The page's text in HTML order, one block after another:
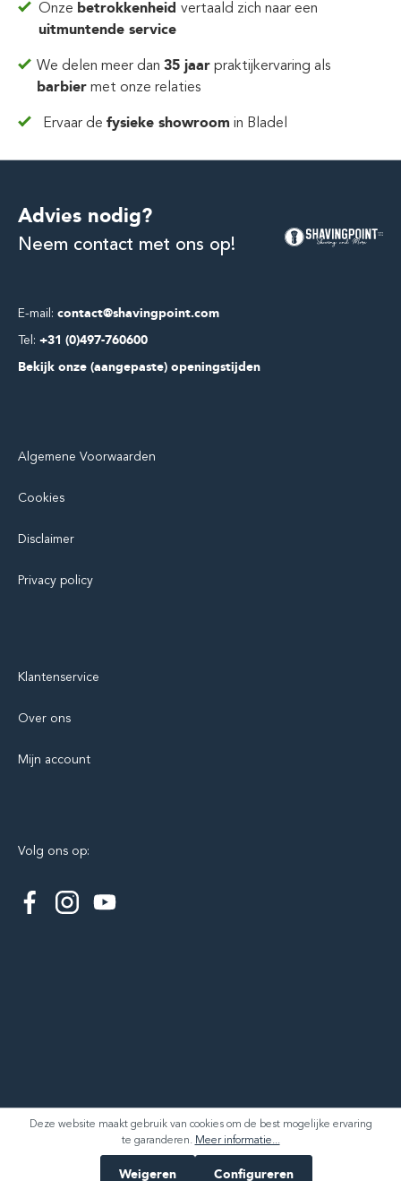
Onze betrokkenheid vertaald zich naar een
uitmuntende service
We delen meer dan 35 jaar praktijkervaring als
barbier met onze relaties
Ervaar de fysieke showroom in Bladel
E-mail: contact@shavingpoint.com
Tel: +31 (0)497-760600
Bekijk onze (aangepaste) openingstijden
Advies nodig?
Neem contact met ons op!
Algemene Voorwaarden
Cookies
Disclaimer
Privacy policy
Klantenservice
Over ons
Mijn account
Volg ons op:
Deze website maakt gebruik van cookies om de best mogelijke ervaring
te garanderen. Meer informatie...
Weigeren Configureren